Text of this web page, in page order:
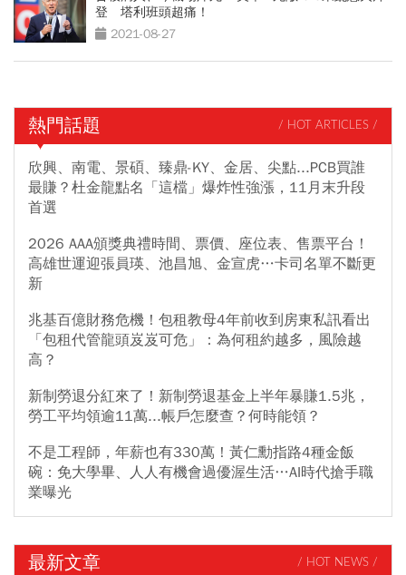
登 塔利班頭超痛！
2021-08-27
熱門話題 / HOT ARTICLES /
欣興、南電、景碩、臻鼎-KY、金居、尖點...PCB買誰
最賺？杜金龍點名「這檔」爆炸性強漲，11月末升段
首選
2026 AAA頒獎典禮時間、票價、座位表、售票平台！
高雄世運迎張員瑛、池昌旭、金宣虎…卡司名單不斷更
新
兆基百億財務危機！包租教母4年前收到房東私訊看出
「包租代管龍頭岌岌可危」：為何租約越多，風險越
高？
新制勞退分紅來了！新制勞退基金上半年暴賺1.5兆，
勞工平均領逾11萬...帳戶怎麼查？何時能領？
不是工程師，年薪也有330萬！黃仁勳指路4種金飯
碗：免大學畢、人人有機會過優渥生活…AI時代搶手職
業曝光
最新文章 / HOT NEWS /